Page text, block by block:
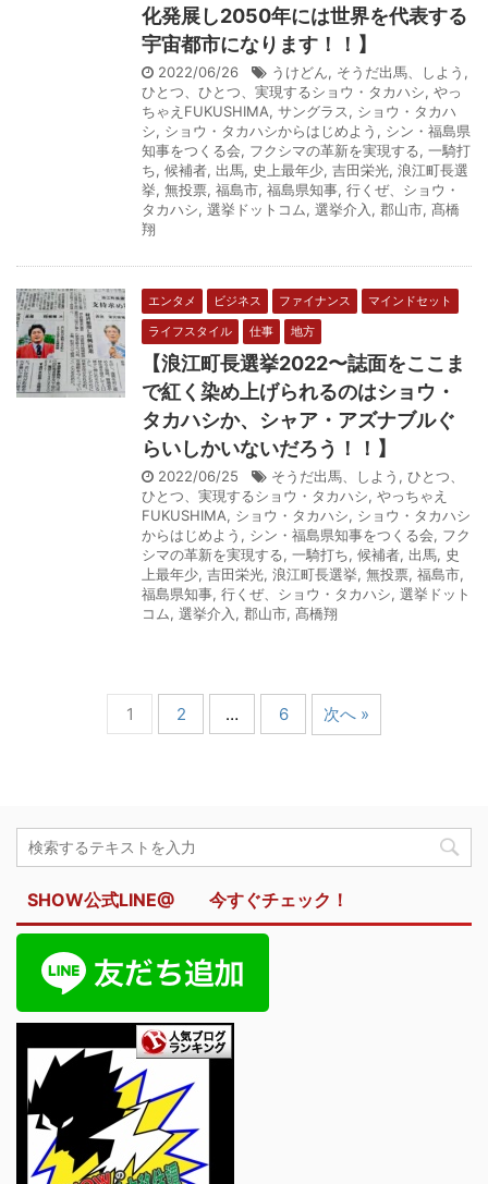
化発展し2050年には世界を代表する
宇宙都市になります！！】
2022/06/26 うけどん, そうだ出馬、しよう ,
ひとつ、ひとつ、実現するショウ・タカハシ, やっ
ちゃえFUKUSHIMA, サングラス, ショウ・タカハ
シ, ショウ・タカハシからはじめよう , シン・福島県
知事をつくる会, フクシマの革新を実現する, 一騎打
ち, 候補者, 出馬, 史上最年少, 吉田栄光, 浪江町長選
挙, 無投票, 福島市, 福島県知事, 行くぜ、ショウ・
タカハシ, 選挙ドットコム, 選挙介入 , 郡山市, 髙橋
翔
エンタメ ビジネス ファイナンス
マインドセット
ライフスタイル
仕事 地方
【浪江町長選挙2022〜誌面をここま
で紅く染め上げられるのはショウ・
タカハシか、シャア・アズナブルぐ
らいしかいないだろう！！】
2022/06/25 そうだ出馬、しよう , ひとつ、
ひとつ、実現するショウ・タカハシ, やっちゃえ
FUKUSHIMA, ショウ・タカハシ, ショウ・タカハシ
からはじめよう , シン・福島県知事をつくる会, フク
シマの革新を実現する, 一騎打ち, 候補者, 出馬, 史
上最年少, 吉田栄光, 浪江町長選挙, 無投票, 福島市,
福島県知事, 行くぜ、ショウ・タカハシ, 選挙ドット
コム, 選挙介入 , 郡山市, 髙橋翔
1 2 … 6 次へ »
SHOW公式LINE@ 今すぐチェック！